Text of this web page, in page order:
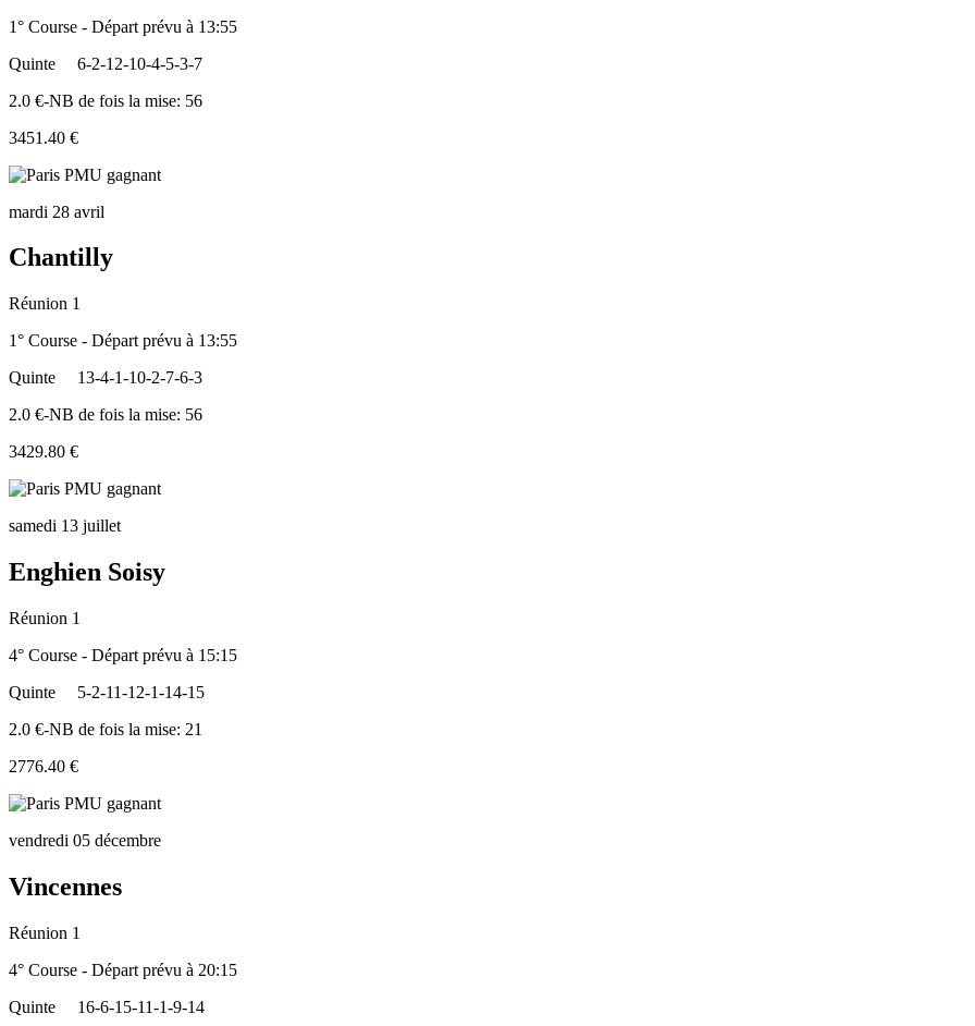
1° Course - Départ prévu à 13:55
Quinte
6-2-12-10-4-5-3-7
2.0 €-NB de fois la mise: 56
3451.40 €
mardi 28 avril
Chantilly
Réunion 1
1° Course - Départ prévu à 13:55
Quinte
13-4-1-10-2-7-6-3
2.0 €-NB de fois la mise: 56
3429.80 €
samedi 13 juillet
Enghien Soisy
Réunion 1
4° Course - Départ prévu à 15:15
Quinte
5-2-11-12-1-14-15
2.0 €-NB de fois la mise: 21
2776.40 €
vendredi 05 décembre
Vincennes
Réunion 1
4° Course - Départ prévu à 20:15
Quinte
16-6-15-11-1-9-14